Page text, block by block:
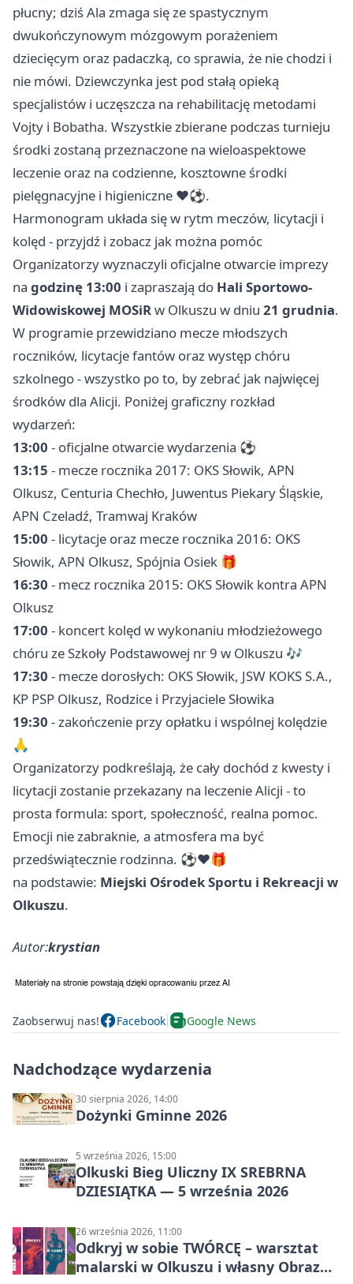
płucny; dziś Ala zmaga się ze spastycznym
dwukończynowym mózgowym porażeniem
dziecięcym oraz padaczką, co sprawia, że nie chodzi i
nie mówi. Dziewczynka jest pod stałą opieką
specjalistów i uczęszcza na rehabilitację metodami
Vojty i Bobatha. Wszystkie zbierane podczas turnieju
środki zostaną przeznaczone na wieloaspektowe
leczenie oraz na codzienne, kosztowne środki
pielęgnacyjne i higieniczne ❤️⚽️.
Harmonogram układa się w rytm meczów, licytacji i
kolęd - przyjdź i zobacz jak można pomóc
Organizatorzy wyznaczyli oficjalne otwarcie imprezy
na godzinę 13:00 i zapraszają do Hali Sportowo-
Widowiskowej MOSiRw Olkuszu w dniu 21 grudnia.
W programie przewidziano mecze młodszych
roczników, licytacje fantów oraz występ chóru
szkolnego - wszystko po to, by zebrać jak najwięcej
środków dla Alicji. Poniżej graficzny rozkład
wydarzeń:
13:00 - oficjalne otwarcie wydarzenia ⚽️
13:15 - mecze rocznika 2017: OKS Słowik, APN
Olkusz, Centuria Chechło, Juwentus Piekary Śląskie,
APN Czeladź, Tramwaj Kraków
15:00 - licytacje oraz mecze rocznika 2016: OKS
Słowik, APN Olkusz, Spójnia Osiek 🎁
16:30 - mecz rocznika 2015: OKS Słowik kontra APN
Olkusz
17:00 - koncert kolęd w wykonaniu młodzieżowego
chóru ze Szkoły Podstawowej nr 9 w Olkuszu 🎶
17:30 - mecze dorosłych: OKS Słowik, JSW KOKS S.A.,
KP PSP Olkusz, Rodzice i Przyjaciele Słowika
19:30 - zakończenie przy opłatku i wspólnej kolędzie
🙏
Organizatorzy podkreślają, że cały dochód z kwesty i
licytacji zostanie przekazany na leczenie Alicji - to
prosta formula: sport, społeczność, realna pomoc.
Emocji nie zabraknie, a atmosfera ma być
przedświątecznie rodzinna. ⚽️❤️🎁
na podstawie: Miejski Ośrodek Sportu i Rekreacji w
Olkuszu.
Autor:krystian
Zaobserwuj nas! Facebook Google News
Nadchodzące wydarzenia
30 sierpnia 2026, 14:00
Dożynki Gminne 2026
5 września 2026, 15:00
Olkuski Bieg Uliczny IX SREBRNA
DZIESIĄTKA — 5 września 2026
26 września 2026, 11:00
Odkryj w sobie TWÓRCĘ – warsztat
malarski w Olkuszu i własny Obraz